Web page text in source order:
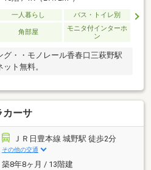
一人暮らし バス・トイレ別
角部屋
モニタ付インターホ
ン
グ・・モノレール香春口三萩野駅
ト無料。
カーサ
ＪＲ日豊本線 城野駅 徒歩2分
その他の交通
築8年8ヶ月 / 13階建